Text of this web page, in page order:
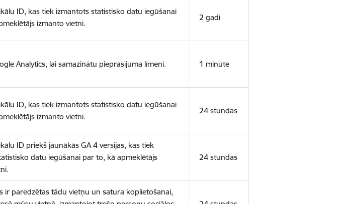
ID, kas tiek izmantots statistisko datu iegūšanai
izmanto vietni.
2 gadi
Analytics, lai samazinātu pieprasījuma līmeni. 1 minūte
ID, kas tiek izmantots statistisko datu iegūšanai
izmanto vietni.
24 stundas
ID priekš jaunākās GA 4 versijas, kas tiek
datu iegūšanai par to, kā apmeklētājs
24 stundas
ir paredzētas tādu vietņu un satura koplietošanai,